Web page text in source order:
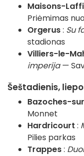
Maisons-
Priėmimas
Orgerus: Su
stadionas
Villiers-le-
imperija—
Šeštadienis,
Bazoches-
Monnet
Hardricourt :
Pilies parkas
Trappes: